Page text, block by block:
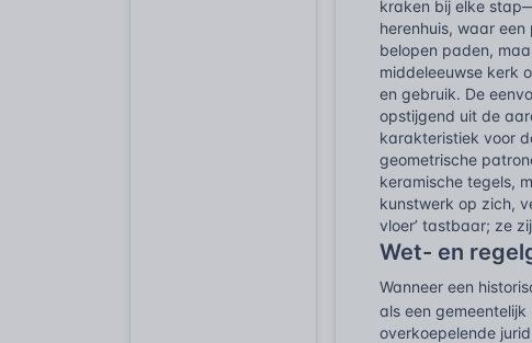
kraken bij elke
herenhuis, waar
belopen paden,
middeleeuwse kerk
en gebruik. De
opstijgend uit de
karakteristiek voor
geometrische
keramische tegels,
kunstwerk op zich,
vloer’ tastbaar; ze
Wet- en
Wanneer een
als een
overkoepelende